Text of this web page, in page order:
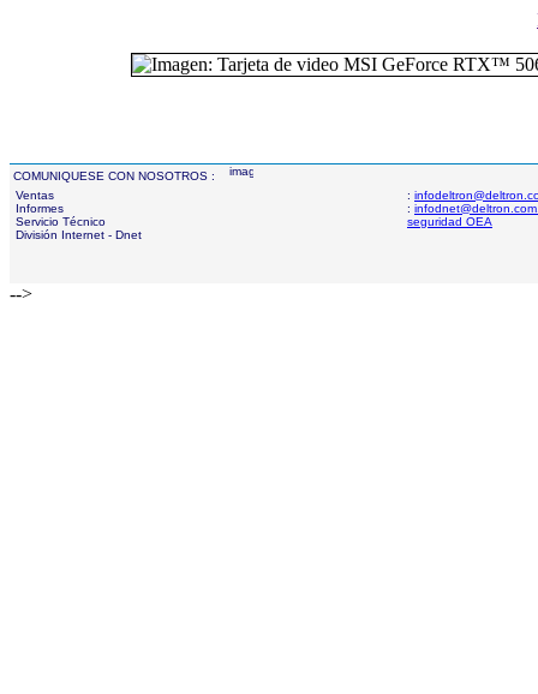
COMUNIQUESE CON NOSOTROS :
Ventas
Informes
Servicio Técnico
División Internet - Dnet
:
:
seguridad OEA
-->